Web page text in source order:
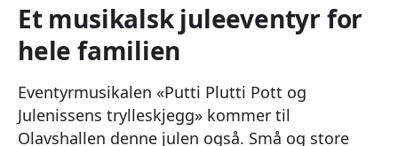
Et musikalsk juleeventyr for
hele familien
Eventyrmusikalen «Putti Plutti Pott og
Julenissens trylleskjegg» kommer til
Olavshallen denne julen også. Små og store